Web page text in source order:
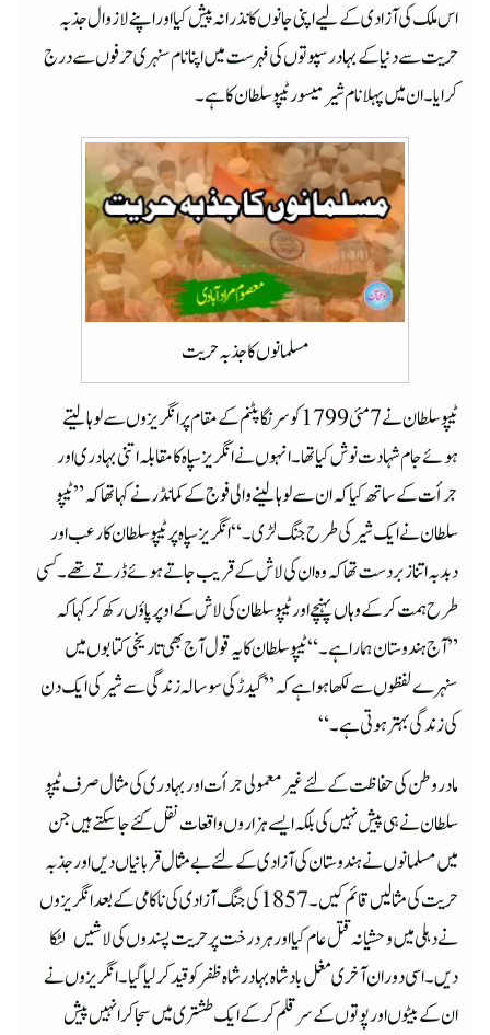
اس ملک کی آزادی کے لیے اپنی جانوں کا نذرانہ پیش کیا اور اپنے لازوال جذبہ
حریت سے دنیا کے بہادر سپوتوں کی فہرست میں اپنا نام سنہری حرفوں سے درج
کرایا۔ ان میں پہلا نام شیرمیسور ٹیپوسلطان کا ہے۔
مسلمانوں کا جذبہ حریت
ٹیپو سلطان نے7 مئی 1799کو سرنگا پٹنم کے مقام پر انگریزوں سے لوہا لیتے
ہوئے جام شہادت نوش کیا تھا۔انہوں نے انگریز سپاہ کا مقابلہ اتنی بہادری اور
جرأت کے ساتھ کیا کہ ان سے لوہا لینے والی فوج کے کمانڈرنے کہا تھا کہ ”ٹیپو
سلطان نے ایک شیر کی طرح جنگ لڑی۔“انگریز سپاہ پر ٹیپوسلطان کا رعب اور
دبدبہ اتنا زبردست تھا کہ وہ ان کی لاش کے قریب جاتے ہوئے ڈرتے تھے۔ کسی
طرح ہمت کرکے وہاں پہنچے اور ٹیپو سلطان کی لاش کے اوپر پاؤں رکھ کر کہا کہ
”آج ہندوستان ہمارا ہے۔“ٹیپو سلطان کا یہ قول آج بھی تاریخی کتابوں میں
سنہرے لفظوں سے لکھا ہوا ہے کہ ”گیدڑ کی سوسالہ زندگی سے شیر کی ایک دن
کی زندگی بہتر ہوتی ہے۔“
مادر وطن کی حفاظت کے لئے غیر معمولی جرأت اور بہادری کی مثال صرف ٹیپو
سلطان نے ہی پیش نہیں کی بلکہ ایسے ہزاروں واقعات نقل کئے جاسکتے ہیں جن
میں مسلمانوں نے ہندوستان کی آزادی کے لئے بے مثال قربانیاں دیں اور جذبہ
حریت کی مثالیں قائم کیں۔1857کی جنگ آزادی کی ناکامی کے بعد انگریزوں
نے دہلی میں وحشیانہ قتل عام کیا اور ہر درخت پر حریت پسندوں کی لاشیں لٹکا
دیں۔اسی دوران آخری مغل بادشاہ بہادر شاہ ظفر کو قید کر لیا گیا۔انگریزوں نے
ان کے بیٹوں اور پوتوں کے سر قلم کرکے ایک طشتری میں سجا کر انہیں پیش